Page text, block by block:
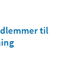
til